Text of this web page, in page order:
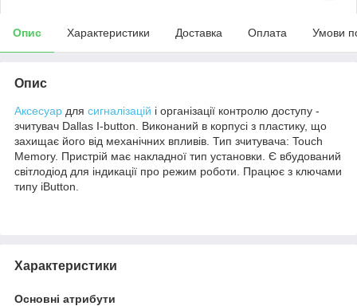
Опис Характеристики Доставка Оплата Умови
Опис
Аксесуар для сигналізацій і організації контролю доступу -
зчитувач Dallas I-button. Виконаний в корпусі з пластику, що
захищає його від механічних впливів. Тип зчитувача: Touch
Memory. Пристрій має накладної тип установки. Є вбудований
світлодіод для індикації про режим роботи. Працює з ключами
типу iButton.
Характеристики
Основні атрибути